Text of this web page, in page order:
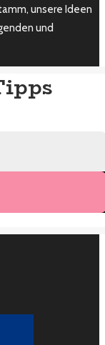
unsere Ideen
und